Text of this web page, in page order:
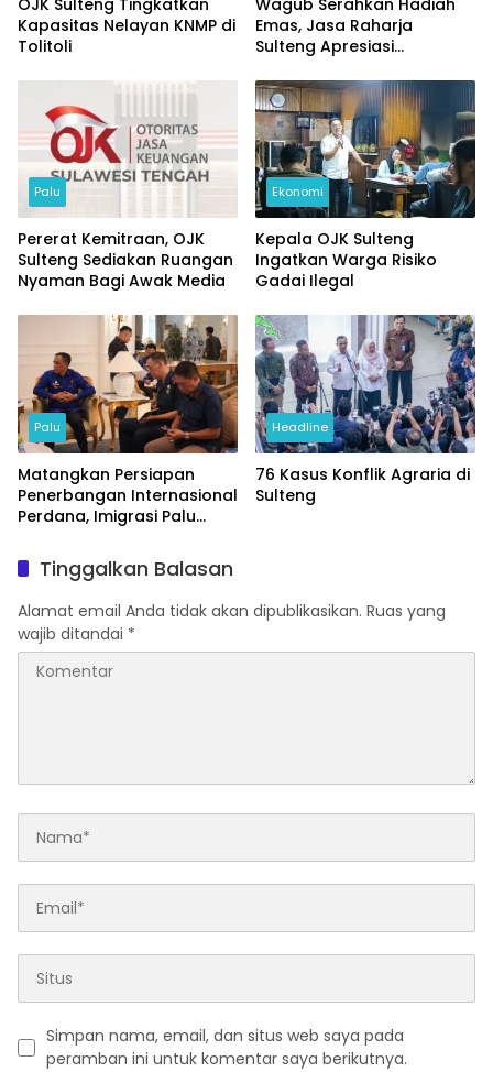
Kapasitas Nelayan KNMP di
Tolitoli
Emas, Jasa Raharja
Sulteng Apresiasi
Palu
Pererat Kemitraan, OJK
Sulteng Sediakan Ruangan
Nyaman Bagi Awak Media
Ekonomi
Kepala OJK Sulteng
Ingatkan Warga Risiko
Gadai Ilegal
Palu
Matangkan Persiapan
Penerbangan Internasional
Perdana, Imigrasi Palu
Sulteng
Headline
76 Kasus Konflik Agraria di
Sulteng
Tinggalkan Balasan
Alamat email Anda tidak akan dipublikasikan. Ruas yang
wajib ditandai *
Simpan nama, email, dan situs web saya pada
peramban ini untuk komentar saya berikutnya.